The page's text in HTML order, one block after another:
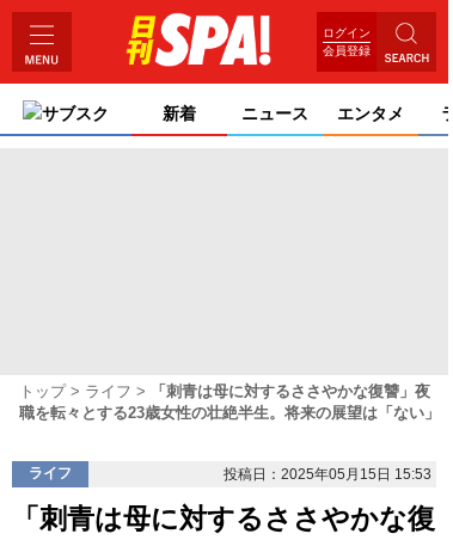
ログイン
会員登録
サブスク 新着 ニュース エンタメ
トップ ライフ
「刺青は母に対するささやかな復讐」夜
職を転々とする23歳女性の壮絶半生。将来の展望は「ない」
ライフ 投稿日：2025年05月15日 15:53
「刺青は母に対するささやかな復